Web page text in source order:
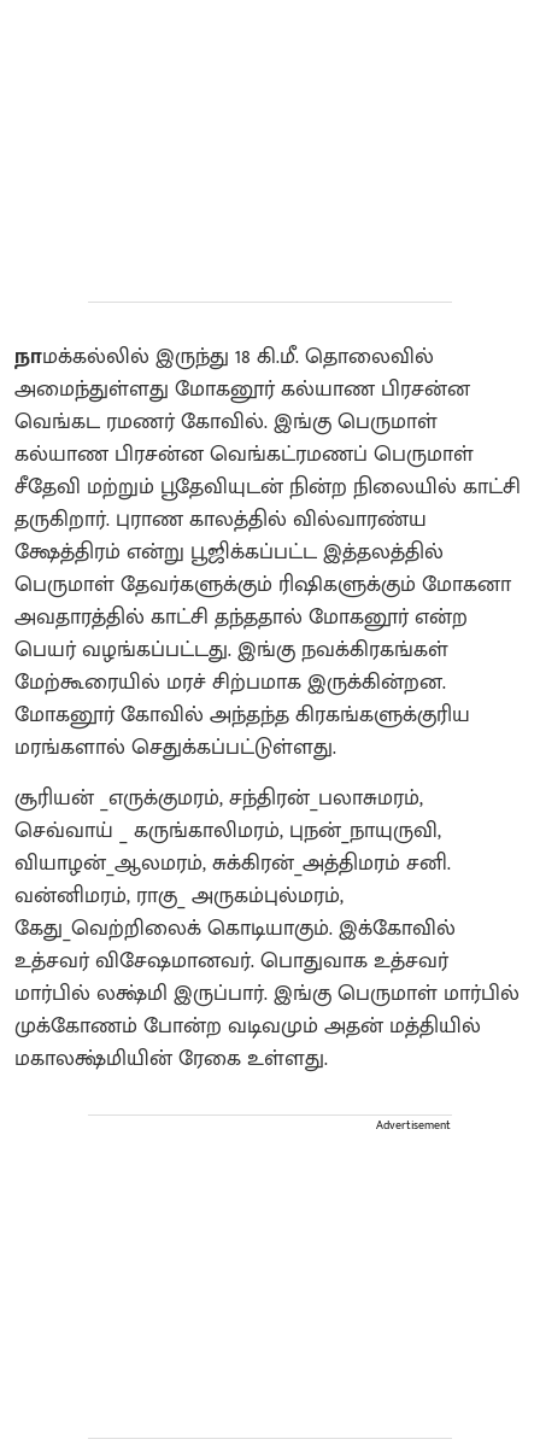
நாமக்கல்லில் இருந்து 18 கி.மீ. தொலைவில்
அமைந்துள்ளது மோகனூர் கல்யாண பிரசன்ன
வெங்கட ரமணர் கோவில். இங்கு பெருமாள்
கல்யாண பிரசன்ன வெங்கட்ரமணப் பெருமாள்
சீதேவி மற்றும் பூதேவியுடன் நின்ற நிலையில் காட்சி
தருகிறார். புராண காலத்தில் வில்வாரண்ய
க்ஷேத்திரம் என்று பூஜிக்கப்பட்ட இத்தலத்தில்
பெருமாள் தேவர்களுக்கும் ரிஷிகளுக்கும் மோகனா
அவதாரத்தில் காட்சி தந்ததால் மோகனூர் என்ற
பெயர் வழங்கப்பட்டது‌. இங்கு நவக்கிரகங்கள்
மேற்கூரையில் மரச் சிற்பமாக இருக்கின்றன.
மோகனூர் கோவில் அந்தந்த கிரகங்களுக்குரிய
மரங்களால் செதுக்கப்பட்டுள்ளது.
சூரியன் _எருக்குமரம், சந்திரன்_பலாசுமரம்,
செவ்வாய் _ கருங்காலிமரம், புநன்_நாயுருவி,
வியாழன்_ஆலமரம், சுக்கிரன்_அத்திமரம் சனி.
வன்னிமரம், ராகு_ அருகம்புல்மரம்,
கேது_வெற்றிலைக் கொடியாகும். இக்கோவில்
உத்சவர் விசேஷமானவர். பொதுவாக உத்சவர்
மார்பில் லக்ஷ்மி இருப்பார். இங்கு பெருமாள் மார்பில்
முக்கோணம் போன்ற வடிவமும் அதன் மத்தியில்
மகாலக்ஷ்மியின் ரேகை உள்ளது.
Advertisement